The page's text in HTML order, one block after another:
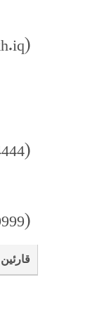
(www.kh.iq)
(07602344444)
(07602329999).